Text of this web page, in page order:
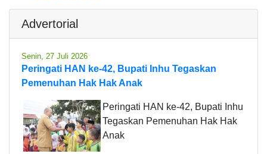
Advertorial
Senin, 27 Juli 2026
Peringati HAN ke-42, Bupati Inhu Tegaskan
Pemenuhan Hak Hak Anak
Peringati HAN ke-42, Bupati Inhu
Tegaskan Pemenuhan Hak Hak
Anak